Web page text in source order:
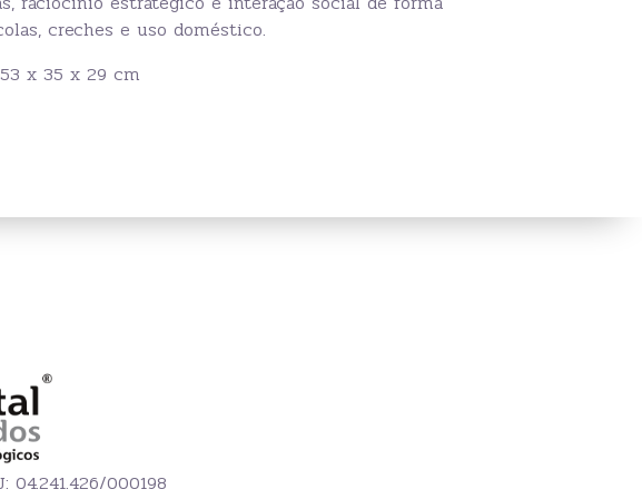
creches e uso doméstico.
x 35 x 29 cm
000198